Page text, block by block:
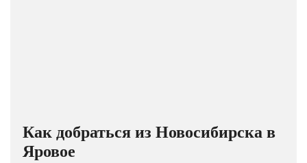
Как добраться из Новосибирска в
Яровое